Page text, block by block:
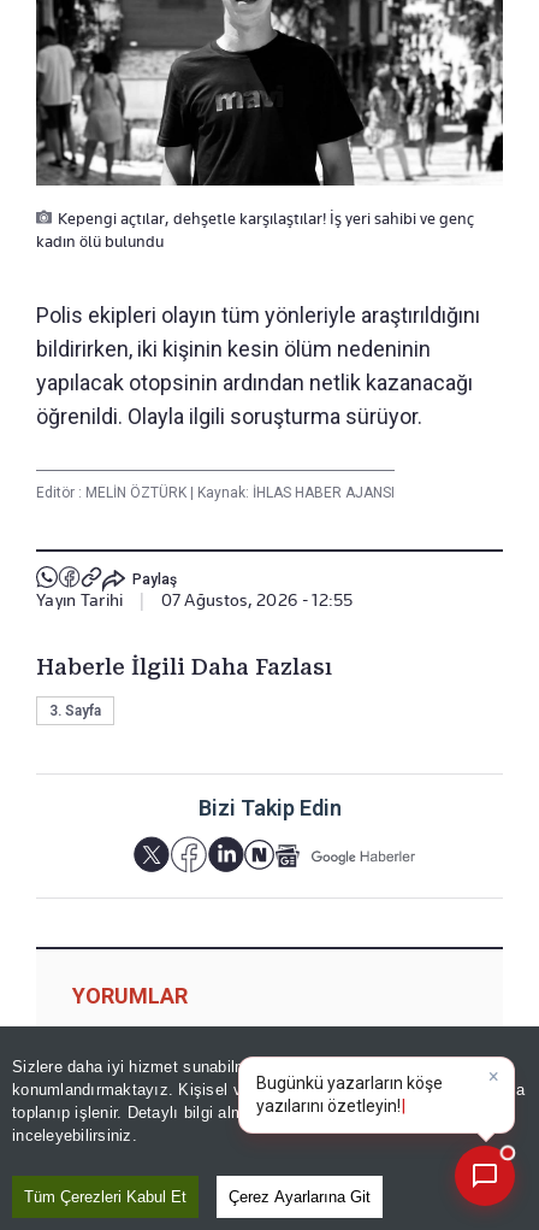
Sizlere daha iyi hizmet sunabilmek adına sitemizde
konumlandırmaktayız. Kişisel verileriniz, KVKK ve GDPR kapsamında
toplanıp işlenir. Detaylı bilgi almak içinAydınlatma Metnimizi
inceleyebilirsiniz.
Tüm Çerezleri Kabul Et Çerez Ayarlarına Git
Kepengi açtılar, dehşetle karşılaştılar! İş yeri sahibi ve genç
kadın ölü bulundu
Polis ekipleri olayın tüm yönleriyle araştırıldığını
bildirirken, iki kişinin kesin ölüm nedeninin
yapılacak otopsinin ardından netlik kazanacağı
öğrenildi. Olayla ilgili soruşturma sürüyor.
Editör : MELİN ÖZTÜRK Kaynak: İHLAS HABER AJANSI
Paylaş
Yayın Tarihi 07 Ağustos, 2026 - 12:55
Haberle İlgili Daha Fazlası
3. Sayfa
Bizi Takip Edin
YORUMLAR
Yorum için giriş yapın
×
Bugünkü yazarların köşe
yazılarını öz